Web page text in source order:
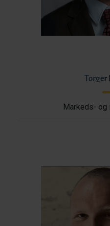
Torger
Markeds- og